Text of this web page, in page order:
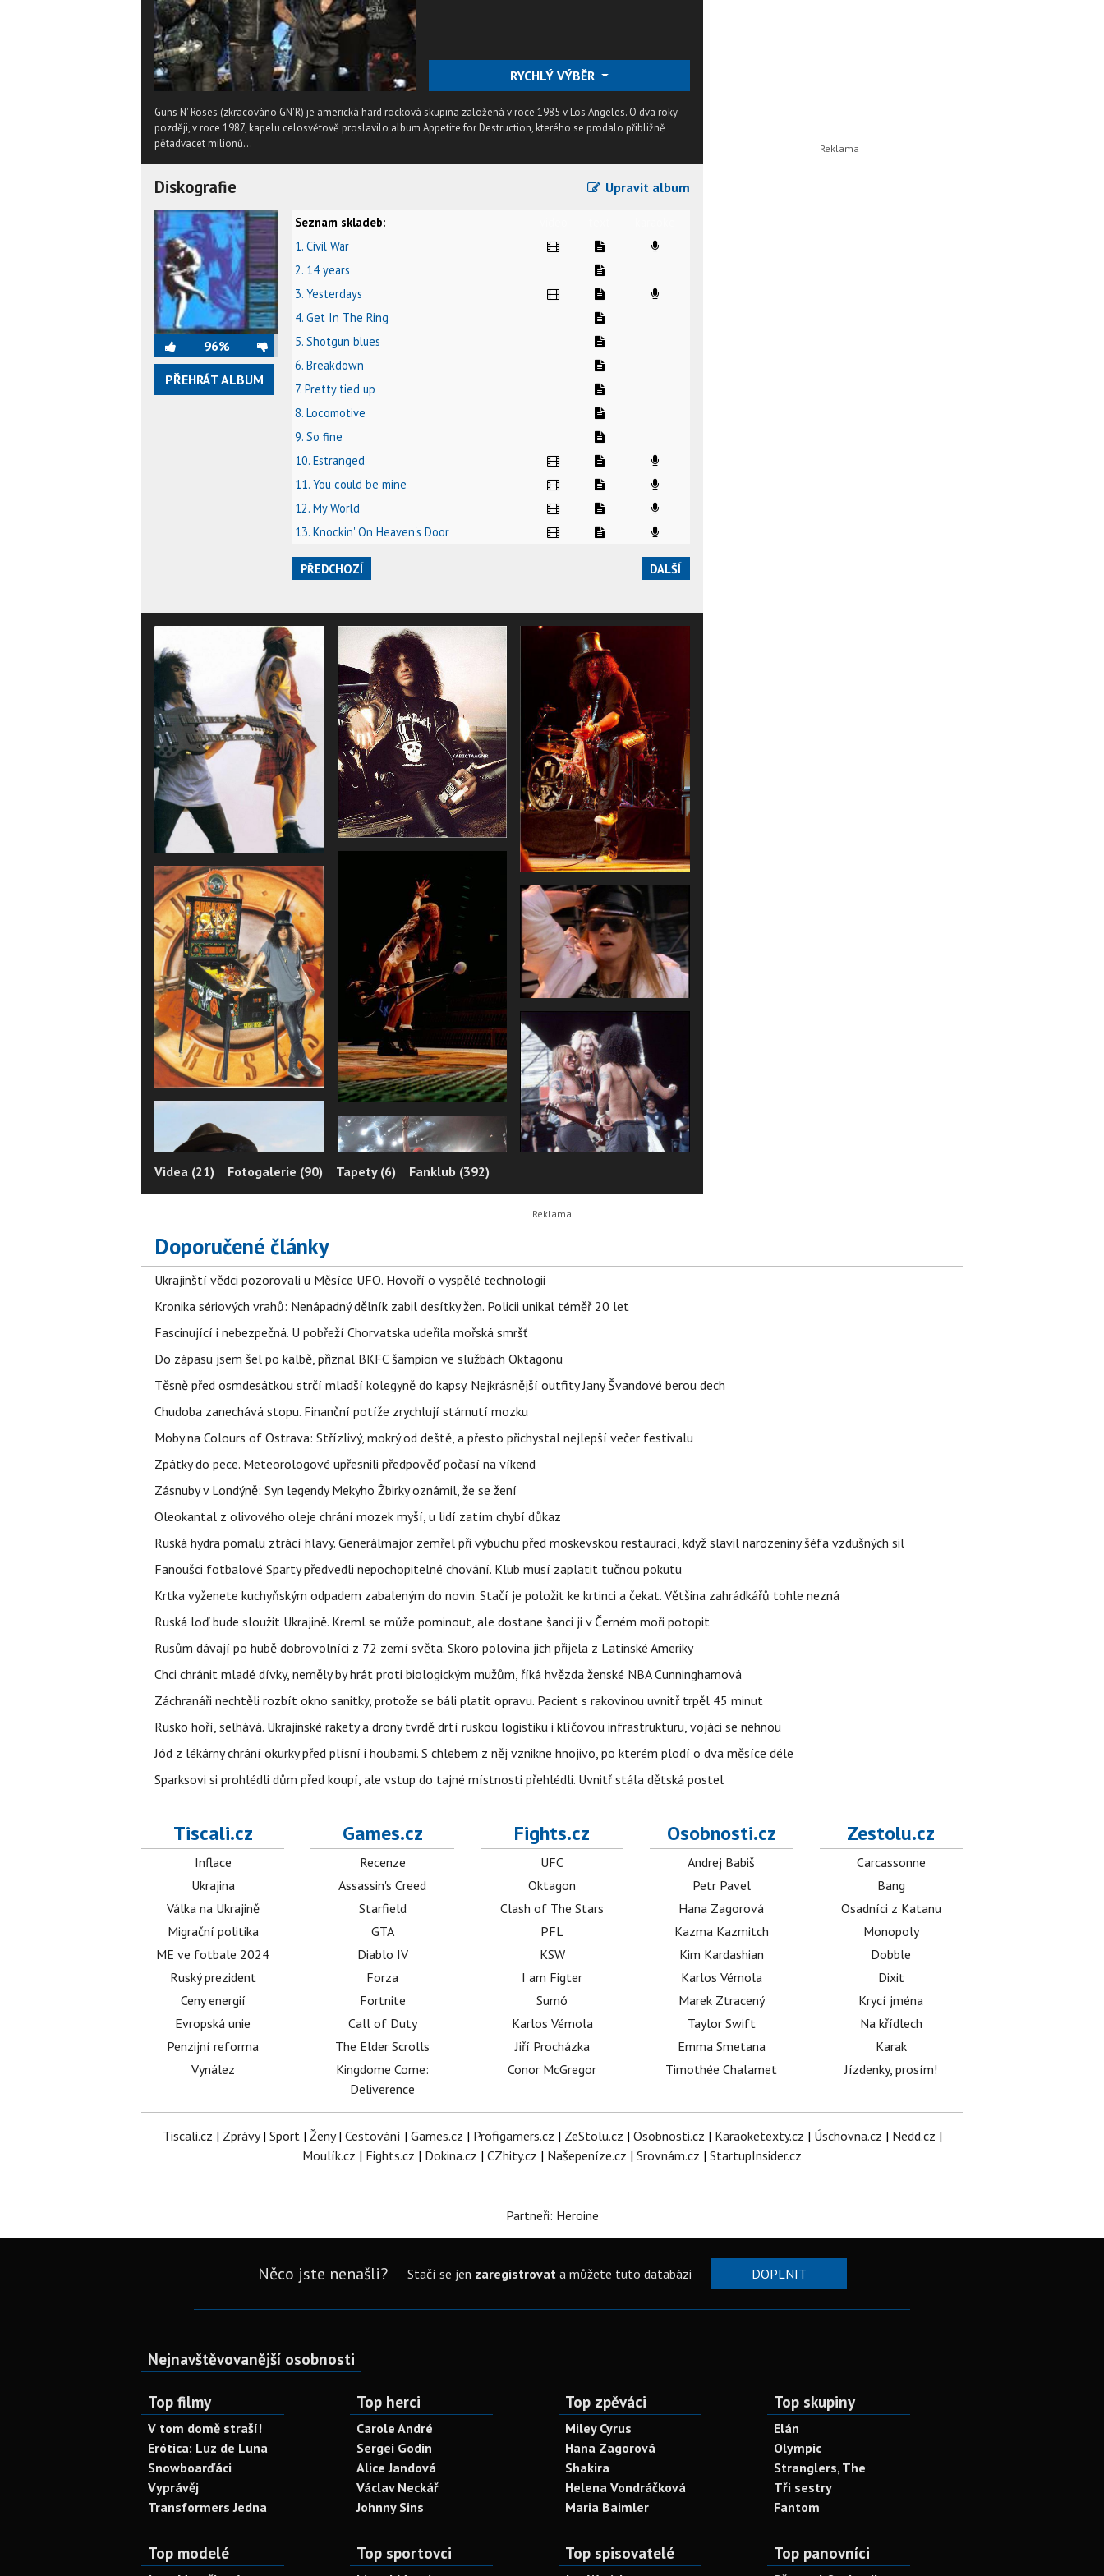
RYCHLÝ VÝBĚR
Guns N' Roses (zkracováno GN'R) je americká hard rocková skupina založená v roce 1985 v Los Angeles. O dva roky
později, v roce 1987, kapelu celosvětově proslavilo album Appetite for Destruction, kterého se prodalo přibližně
pětadvacet milionů...
Diskografie Upravit album
96%
PŘEHRÁT ALBUM
Seznam skladeb:
1. Civil War
2. 14 years
3. Yesterdays
4. Get In The Ring
5. Shotgun blues
6. Breakdown
7. Pretty tied up
8. Locomotive
9. So fine
10. Estranged
11. You could be mine
12. My World
13. Knockin' On Heaven's Door
PŘEDCHOZÍ DALŠÍ
Videa (21) Fotogalerie (90) Tapety (6) Fanklub (392)
Doporučené články
Ukrajinští vědci pozorovali u Měsíce UFO. Hovoří o vyspělé technologii
Kronika sériových vrahů: Nenápadný dělník zabil desítky žen. Policii unikal téměř 20 let
Fascinující i nebezpečná. U pobřeží Chorvatska udeřila mořská smršť
Do zápasu jsem šel po kalbě, přiznal BKFC šampion ve službách Oktagonu
Těsně před osmdesátkou strčí mladší kolegyně do kapsy. Nejkrásnější outfity Jany Švandové berou dech
Chudoba zanechává stopu. Finanční potíže zrychlují stárnutí mozku
Moby na Colours of Ostrava: Střízlivý, mokrý od deště, a přesto přichystal nejlepší večer festivalu
Zpátky do pece. Meteorologové upřesnili předpověď počasí na víkend
Zásnuby v Londýně: Syn legendy Mekyho Žbirky oznámil, že se žení
Oleokantal z olivového oleje chrání mozek myší, u lidí zatím chybí důkaz
Ruská hydra pomalu ztrácí hlavy. Generálmajor zemřel při výbuchu před moskevskou restaurací, když slavil narozeniny šéfa vzdušných sil
Fanoušci fotbalové Sparty předvedli nepochopitelné chování. Klub musí zaplatit tučnou pokutu
Krtka vyženete kuchyňským odpadem zabaleným do novin. Stačí je položit ke krtinci a čekat. Většina zahrádkářů tohle nezná
Ruská loď bude sloužit Ukrajině. Kreml se může pominout, ale dostane šanci ji v Černém moři potopit
Rusům dávají po hubě dobrovolníci z 72 zemí světa. Skoro polovina jich přijela z Latinské Ameriky
Chci chránit mladé dívky, neměly by hrát proti biologickým mužům, říká hvězda ženské NBA Cunninghamová
Záchranáři nechtěli rozbít okno sanitky, protože se báli platit opravu. Pacient s rakovinou uvnitř trpěl 45 minut
Rusko hoří, selhává. Ukrajinské rakety a drony tvrdě drtí ruskou logistiku i klíčovou infrastrukturu, vojáci se nehnou
Jód z lékárny chrání okurky před plísní i houbami. S chlebem z něj vznikne hnojivo, po kterém plodí o dva měsíce déle
Sparksovi si prohlédli dům před koupí, ale vstup do tajné místnosti přehlédli. Uvnitř stála dětská postel
Tiscali.cz
Inflace
Ukrajina
Válka na Ukrajině
Migrační politika
ME ve fotbale 2024
Ruský prezident
Ceny energií
Evropská unie
Penzijní reforma
Vynález
Games.cz
Recenze
Assassin's Creed
Starfield
GTA
Diablo IV
Forza
Fortnite
Call of Duty
The Elder Scrolls
Kingdome Come:
Deliverence
Fights.cz
UFC
Oktagon
Clash of The Stars
PFL
KSW
I am Figter
Sumó
Karlos Vémola
Jiří Procházka
Conor McGregor
Osobnosti.cz
Andrej Babiš
Petr Pavel
Hana Zagorová
Kazma Kazmitch
Kim Kardashian
Karlos Vémola
Marek Ztracený
Taylor Swift
Emma Smetana
Timothée Chalamet
Zestolu.cz
Carcassonne
Bang
Osadníci z Katanu
Monopoly
Dobble
Dixit
Krycí jména
Na křídlech
Karak
Jízdenky, prosím!
Tiscali.cz | Zprávy| Sport| Ženy| Cestování | Games.cz | Profigamers.cz | ZeStolu.cz | Osobnosti.cz | Karaoketexty.cz | Úschovna.cz | Nedd.cz |
Moulík.cz | Fights.cz | Dokina.cz | CZhity.cz | Našepeníze.cz | Srovnám.cz | StartupInsider.cz
Partneři: Heroine
Něco jste nenašli? Stačí se jen zaregistrovata můžete tuto databázi DOPLNIT
Nejnavštěvovanější osobnosti
Top filmy
V tom domě straší!
Erótica: Luz de Luna
Snowboarďáci
Vyprávěj
Transformers Jedna
Top herci
Carole André
Sergei Godin
Alice Jandová
Václav Neckář
Johnny Sins
Top zpěváci
Miley Cyrus
Hana Zagorová
Shakira
Helena Vondráčková
Maria Baimler
Top skupiny
Elán
Olympic
Stranglers, The
Tři sestry
Fantom
Top modelé Top sportovci Top spisovatelé Top panovníci